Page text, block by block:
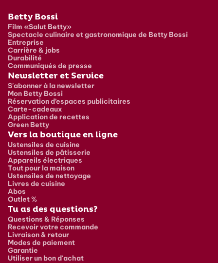
Pied de page
Betty Bossi
Film «Salut Betty»
Spectacle culinaire et gastronomique de Betty Bossi
Entreprise
Carrière & jobs
Durabilité
Communiqués de presse
Newsletter et Service
S'abonner à la newsletter
Mon Betty Bossi
Réservation d’espaces publicitaires
Carte-cadeaux
Application de recettes
Green Betty
Vers la boutique en ligne
Ustensiles de cuisine
Ustensiles de pâtisserie
Appareils électriques
Tout pour la maison
Ustensiles de nettoyage
Livres de cuisine
Abos
Outlet %
Tu as des questions?
Questions & Réponses
Recevoir votre commande
Livraison & retour
Modes de paiement
Garantie
Utiliser un bon d'achat